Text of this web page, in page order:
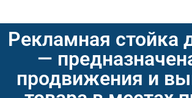
Рекламная стойка
—
продвижения и